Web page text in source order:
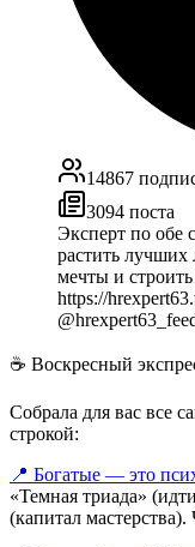
14867
3094 поста
Эксперт по обе
растить
мечты и
https://
☕️ Воскресный
Собрала для вас все
строкой:
📍 Богатые — это
«Темная триада»
(капитал